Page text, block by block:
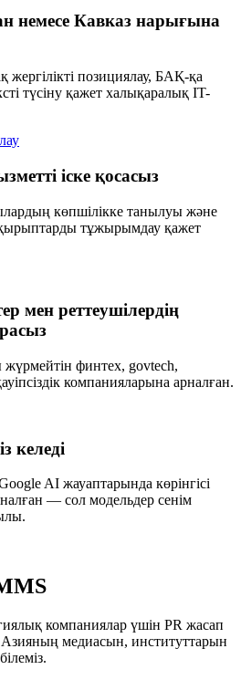
немесе Кавказ нарығына
жергілікті позициялау, БАҚ-қа
түсіну қажет халықаралық IT-
іске қосасыз
көпшілікке танылуы және
тұжырымдау қажет
мен реттеушілердің
финтех, govtech,
компанияларына арналған.
келеді
AI жауаптарында көрінгісі
— сол модельдер сенім
компаниялар үшін PR жасап
медиасын, институттарын